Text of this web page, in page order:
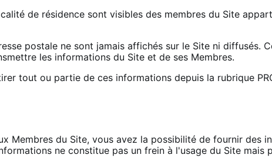
de résidence sont visibles des membres du Site
postale ne sont jamais affichés sur le Site ni diffusés.
les informations du Site et de ses Membres.
tout ou partie de ces informations depuis la rubrique
Membres du Site, vous avez la possibilité de fournir des
ne constitue pas un frein à l'usage du Site mais